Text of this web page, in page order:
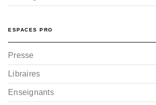
ESPACES PRO
Presse
Libraires
Enseignants